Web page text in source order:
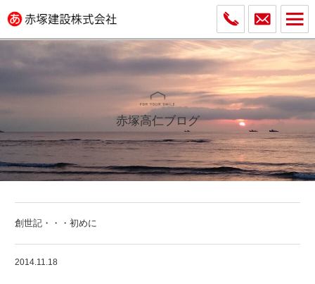
赤塚高仁ブログ
創世記・・・初めに
2014.11.18